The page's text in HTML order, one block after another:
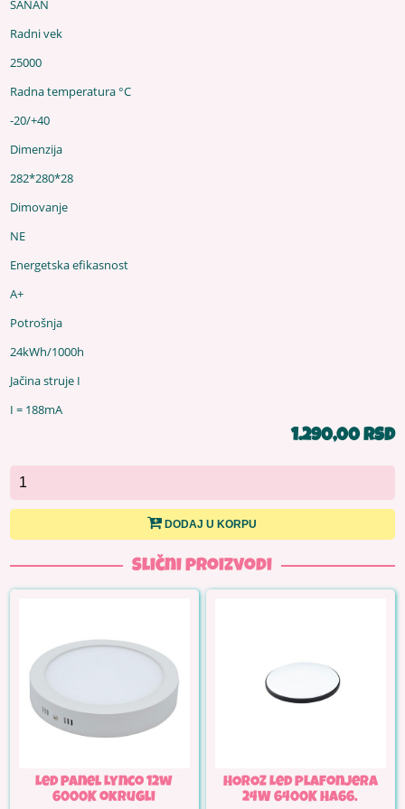
SANAN
Radni vek
25000
Radna temperatura °C
-20/+40
Dimenzija
282*280*28
Dimovanje
NE
Energetska efikasnost
A+
Potrošnja
24kWh/1000h
Jačina struje I
I = 188mA
1.290,00 RSD
DODAJ U KORPU
Slični proizvodi
Led panel Lynco 12w
6000K okrugli
HOROZ Led plafonjera
24W 6400K HA66.